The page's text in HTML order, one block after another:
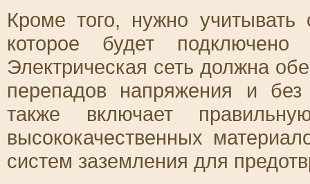
Кроме того, нужно
которое будет подключено
Электрическая сеть должна
перепадов напряжения и
также включает
высококачественных
систем заземления для